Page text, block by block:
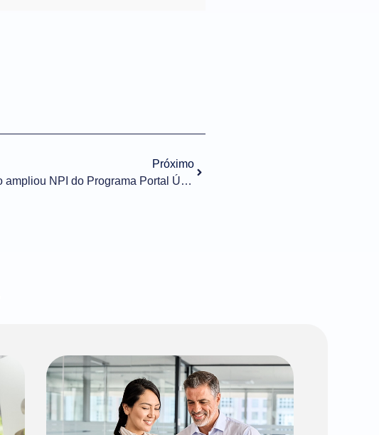
Próximo
#VocêViu? Governo ampliou NPI do Programa Portal Único de Comércio Exterior